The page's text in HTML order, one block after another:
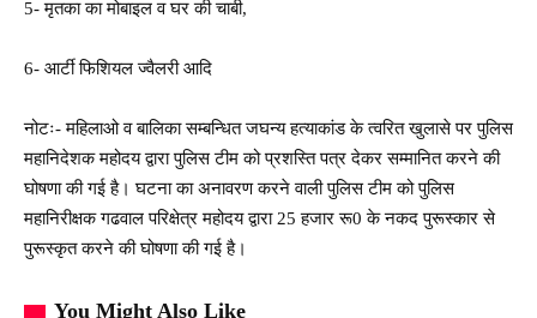
5- मृतका का मोबाइल व घर की चाबी,
6- आर्टी फिशियल ज्वैलरी आदि
नोटः- महिलाओ व बालिका सम्बन्धित जघन्य हत्याकांड के त्वरित खुलासे पर पुलिस
महानिदेशक महोदय द्वारा पुलिस टीम को प्रशस्ति पत्र देकर सम्मानित करने की
घोषणा की गई है। घटना का अनावरण करने वाली पुलिस टीम को पुलिस
महानिरीक्षक गढवाल परिक्षेत्र महोदय द्वारा 25 हजार रू0 के नकद पुरूस्कार से
पुरूस्कृत करने की घोषणा की गई है।
You Might Also Like